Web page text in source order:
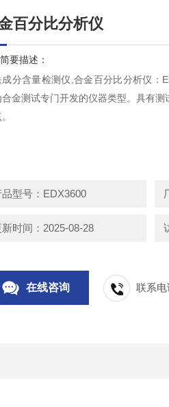
百分比分析仪
简要描述：
成分含量检测仪,合金百分比分析仪：
合金测试专门开发的仪器类型。具有
品型号：EDX3600
新时间：2025-08-28
在线咨询 联系电